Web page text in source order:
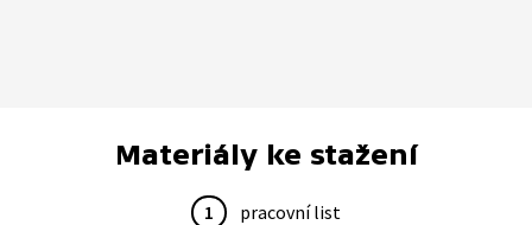
Materiály ke stažení
1 pracovní list